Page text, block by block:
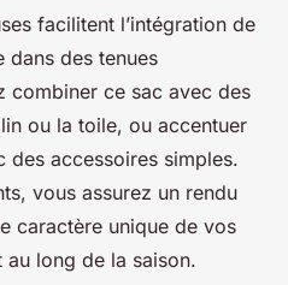
facilitent l’intégration de
dans des tenues
combiner ce sac avec des
ou la toile, ou accentuer
des accessoires simples.
vous assurez un rendu
caractère unique de vos
au long de la saison.